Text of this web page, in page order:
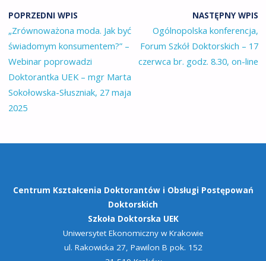
POPRZEDNI WPIS
„Zrównoważona moda. Jak być
świadomym konsumentem?” –
Webinar poprowadzi
Doktorantka UEK – mgr Marta
Sokołowska-Słuszniak, 27 maja
2025
NASTĘPNY WPIS
Ogólnopolska konferencja,
Forum Szkół Doktorskich – 17
czerwca br. godz. 8.30, on-line
Centrum Kształcenia Doktorantów i Obsługi Postępowań
Doktorskich
Szkoła Doktorska UEK
Uniwersytet Ekonomiczny w Krakowie
ul. Rakowicka 27, Pawilon B pok. 152